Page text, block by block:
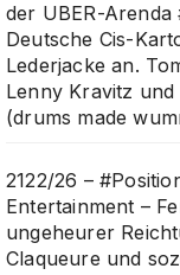
der UBER-Arenda
Deutsche Cis-
Lederjacke an.
Lenny Kravitz
(drums made
2122/26 –
Entertainment –
ungeheurer
Claqueure und